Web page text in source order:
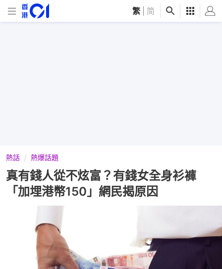
繁 简
熱話 熱爆話題
真有錢人從不炫富？有錢女全身衫褲
「加埋港幣150」網民揭原因